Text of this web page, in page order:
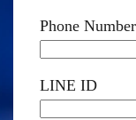
Phone Number
LINE ID